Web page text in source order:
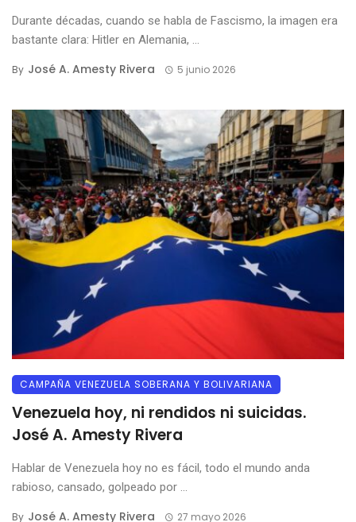
Durante décadas, cuando se habla de Fascismo, la imagen era
bastante clara: Hitler en Alemania, ...
By José A. Amesty Rivera 5 junio 2026
CAMPAÑA VENEZUELA SOBERANA Y BOLIVARIANA
Venezuela hoy, ni rendidos ni suicidas.
José A. Amesty Rivera
Hablar de Venezuela hoy no es fácil, todo el mundo anda
rabioso, cansado, golpeado por ...
By José A. Amesty Rivera 27 mayo 2026